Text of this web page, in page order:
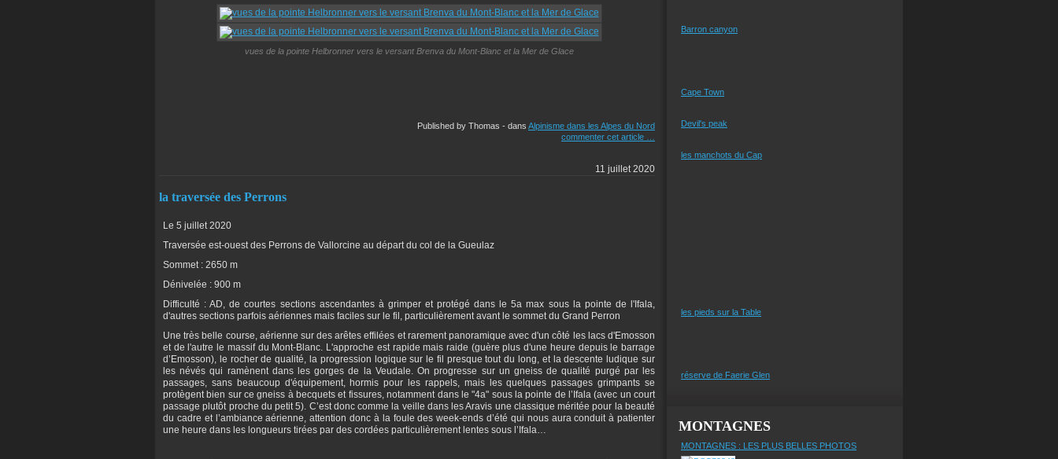
vues de la pointe Helbronner vers le versant Brenva du Mont-Blanc et la Mer de Glace
Published by Thomas - dans Alpinisme dans les Alpes du Nord
commenter cet article
11 juillet 2020
la traversée des Perrons
Le 5 juillet 2020
Traversée est-ouest des Perrons de Vallorcine au départ du col de la Gueulaz
Sommet : 2650 m
Dénivelée : 900 m
Difficulté : AD, de courtes sections ascendantes à grimper et protégé dans le 5a max sous la pointe de l'Ifala,
d'autres sections parfois aériennes mais faciles sur le fil, particulièrement avant le sommet du Grand Perron
Une très belle course, aérienne sur des arêtes effilées et rarement panoramique avec d'un côté les lacs d'Emosson
et de l'autre le massif du Mont-Blanc. L'approche est rapide mais raide (guère plus d'une heure depuis le barrage
d’Emosson), le rocher de qualité, la progression logique sur le fil presque tout du long, et la descente ludique sur
les névés qui ramènent dans les gorges de la Veudale. On progresse sur un gneiss de qualité purgé par les
passages, sans beaucoup d'équipement, hormis pour les rappels, mais les quelques passages grimpants se
protègent bien sur ce gneiss à becquets et fissures, notamment dans le "4a" sous la pointe de l’Ifala (avec un court
passage plutôt proche du petit 5). C’est donc comme la veille dans les Aravis une classique méritée pour la beauté
du cadre et l’ambiance aérienne, attention donc à la foule des week-ends d’été qui nous aura conduit à patienter
une heure dans les longueurs tirées par des cordées particulièrement lentes sous l’Ifala…
Barron canyon
Cape Town
Devil's peak
les manchots du Cap
les pieds sur la Table
réserve de Faerie Glen
MONTAGNES
MONTAGNES : LES PLUS BELLES PHOTOS